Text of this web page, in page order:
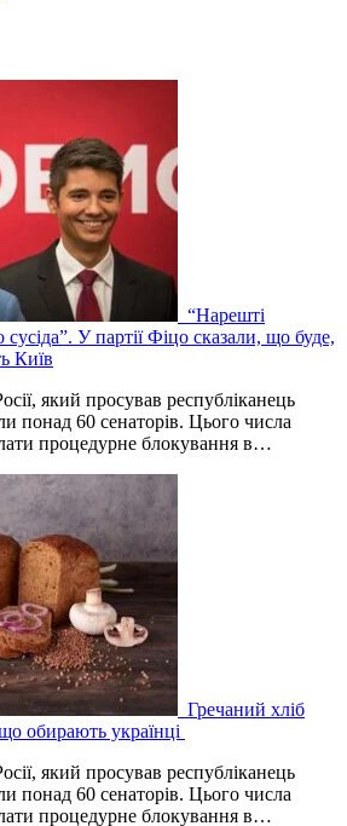
“Нарешті
У партії Фіцо сказали, що буде,
Київ
який просував республіканець
понад 60 сенаторів. Цього числа
процедурне блокування в…
Гречаний хліб
обирають українці
який просував республіканець
понад 60 сенаторів. Цього числа
процедурне блокування в…